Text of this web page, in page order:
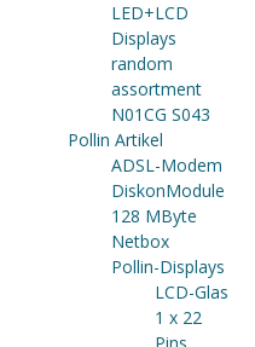
LED+LCD
Displays
random
assortment
N01CG S043
Pollin Artikel
ADSL-Modem
DiskonModule
128 MByte
Netbox
Pollin-Displays
LCD-Glas
1 x 22